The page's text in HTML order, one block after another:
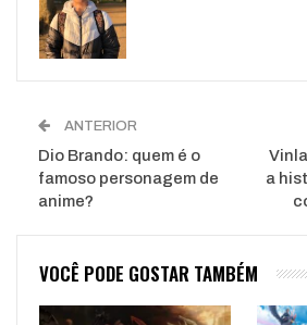
WhatsApp
ANTERIOR
Dio Brando: quem é o
famoso personagem de
anime?
a
VOCÊ PODE GOSTAR TAMBÉM